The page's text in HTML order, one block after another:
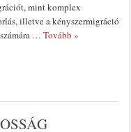
mint komplex
illetve a kényszermigráció
… Tovább »